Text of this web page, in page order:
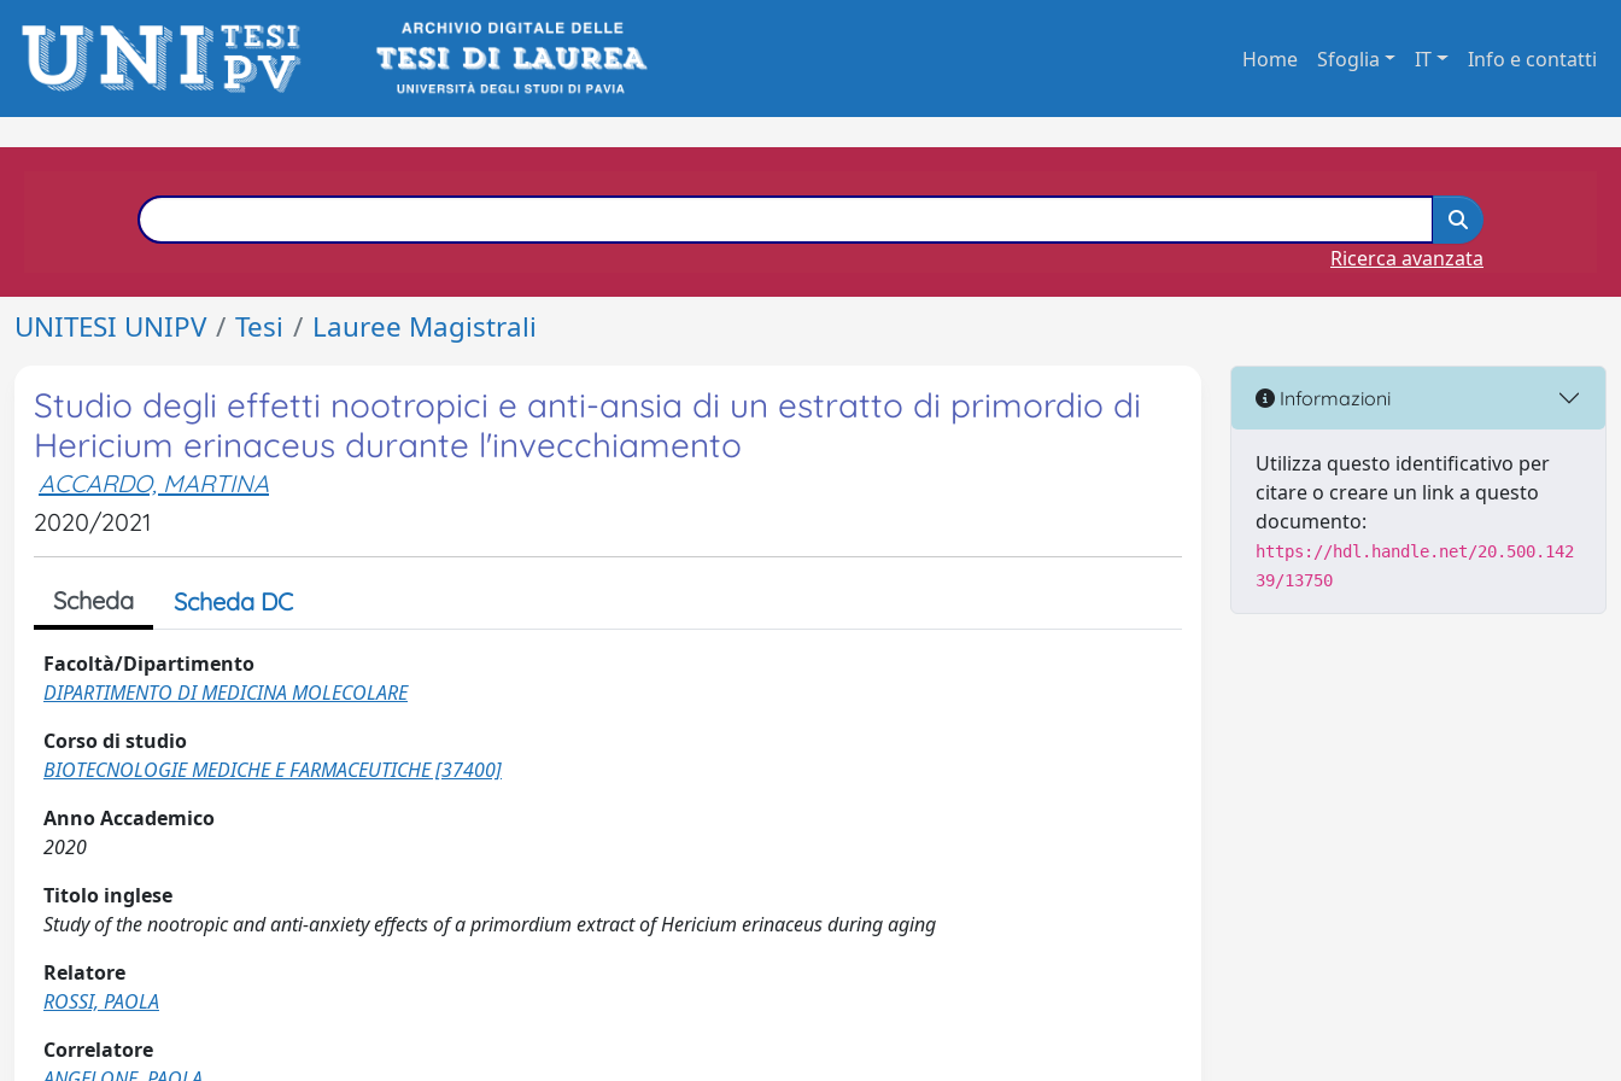
Home Sfoglia IT Info e contatti
Ricerca avanzata
UNITESI UNIPV Tesi Lauree Magistrali
Studio degli effetti nootropici e anti-ansia di un estratto di primordio di
Hericium erinaceus durante l'invecchiamento
ACCARDO, MARTINA
2020/2021
Scheda Scheda DC
Facoltà/Dipartimento
DIPARTIMENTO DI MEDICINA MOLECOLARE
Corso di studio
BIOTECNOLOGIE MEDICHE E FARMACEUTICHE [37400]
Anno Accademico
2020
Titolo inglese
Study of the nootropic and anti-anxiety effects of a primordium extract of Hericium erinaceus during aging
Relatore
ROSSI, PAOLA
Correlatore
Informazioni
Utilizza questo identificativo per
citare o creare un link a questo
documento:
https://hdl.handle.net/20.500.142
39/13750